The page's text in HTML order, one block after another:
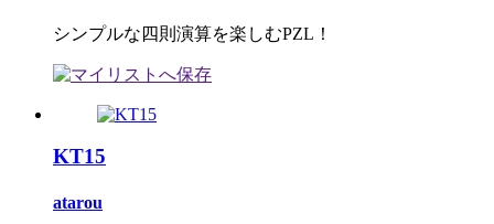
シンプルな四則演算を楽しむPZL！
KT15
atarou